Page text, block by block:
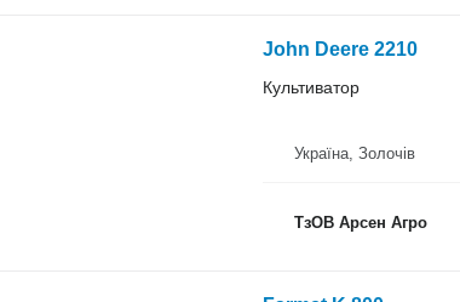
John Deere 2210
Культиватор
Україна, Золочів
ТзОВ Арсен Агро